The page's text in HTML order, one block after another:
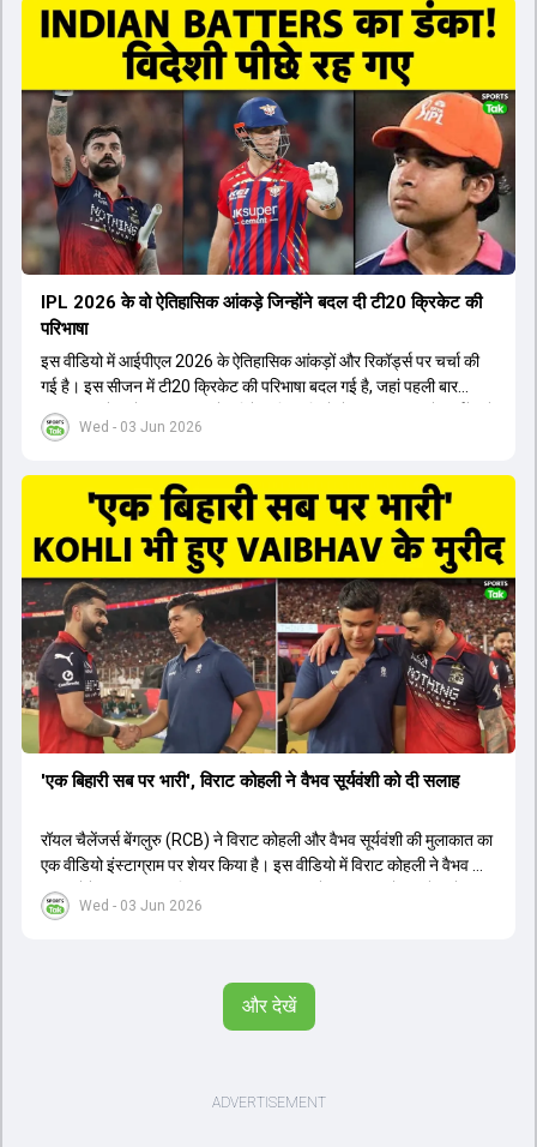
के तहत Bhuvneshwar Kumar, Krunal Pandya और Rasikh Salam
जैसे भारतीय खिलाड़ियों को टीम में शामिल किया गया, जिन्होंने शानदार प्रदर्शन
किया। इसके अलावा, Virat Kohli की भूमिका में भी बदलाव देखा गया, जहां वह
अब टीम के युवा खिलाड़ियों के साथ ज्यादा जुड़े हुए नजर आते हैं। कप्तान Rajat
Patidar के नेतृत्व में टीम का कम्युनिकेशन बहुत स्पष्ट रहा है। एनालिस्ट से लेकर
मैनेजमेंट तक, सभी एक ही पेज पर रहते हैं, जिससे मैदान पर कोई कंफ्यूजन नहीं
होता। यही कारण है कि RCB ने लगातार सफलता हासिल की है।
Wed - 03 Jun 2026
IPL 2026 के वो ऐतिहासिक आंकड़े जिन्होंने बदल दी टी20 क्रिकेट की
परिभाषा
इस वीडियो में आईपीएल 2026 के ऐतिहासिक आंकड़ों और रिकॉर्ड्स पर चर्चा की
गई है। इस सीजन में टी20 क्रिकेट की परिभाषा बदल गई है, जहां पहली बार
भारतीय बल्लेबाजों का स्ट्राइक रेट विदेशी खिलाड़ियों से ज्यादा रहा। पूरे टूर्नामेंट में
1426 छक्के लगे और 65 बार टीमों ने 200 से ज्यादा का स्कोर बनाया, जो एक
स्ट्राइक रेट के साथ मोस्ट वैल्युएबल प्लेयर का खिताब जीता। इसके अलावा पंजाब
और बेंगलुरु के प्रदर्शन के साथ-साथ लक्ष्य का पीछा करने वाली टीमों की सफलता
के आंकड़ों का भी विश्लेषण किया गया है।
Wed - 03 Jun 2026
'एक बिहारी सब पर भारी', विराट कोहली ने वैभव सूर्यवंशी को दी सलाह
रॉयल चैलेंजर्स बेंगलुरु (RCB) ने विराट कोहली और वैभव सूर्यवंशी की मुलाकात का
एक वीडियो इंस्टाग्राम पर शेयर किया है। इस वीडियो में विराट कोहली ने वैभव को
सलाह देते हुए कहा, 'एक बिहारी सब पर भारी। बस गेम खत्म।' कोहली ने उन्हें खुद
पर विश्वास रखने और नकारात्मक बातों पर ध्यान न देने की सलाह दी। आईपीएल
सीरीज खेलेंगे। वहीं, विराट कोहली लंदन रवाना हो गए हैं और अगली वनडे सीरीज में
और देखें